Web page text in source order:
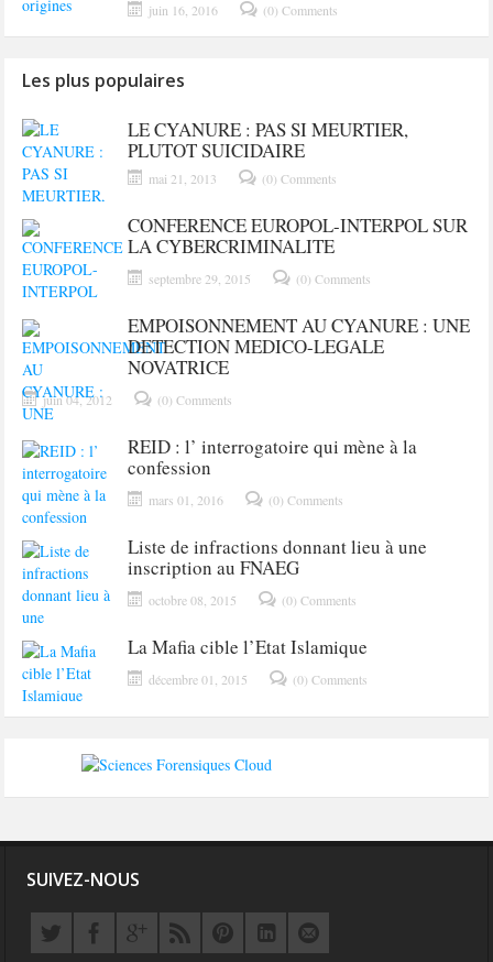
juin 16, 2016 (0) Comments
Les plus populaires
LE CYANURE : PAS SI MEURTIER,
PLUTOT SUICIDAIRE
mai 21, 2013 (0) Comments
CONFERENCE EUROPOL-INTERPOL SUR
LA CYBERCRIMINALITE
septembre 29, 2015 (0) Comments
EMPOISONNEMENT AU CYANURE : UNE
DETECTION MEDICO-LEGALE
NOVATRICE
juin 04, 2012 (0) Comments
REID : l’ interrogatoire qui mène à la
confession
mars 01, 2016 (0) Comments
Liste de infractions donnant lieu à une
inscription au FNAEG
octobre 08, 2015 (0) Comments
La Mafia cible l’Etat Islamique
décembre 01, 2015 (0) Comments
SUIVEZ-NOUS